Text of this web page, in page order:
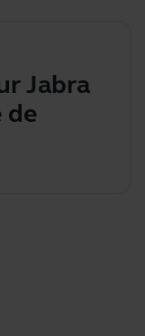
Jabra